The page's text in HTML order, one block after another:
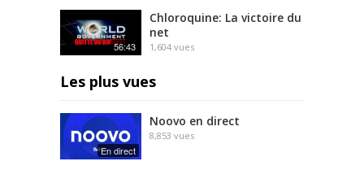
56:43
Chloroquine: La victoire du
net
1,604 vues
Les plus vues
En direct
Noovo en direct
8,853 vues